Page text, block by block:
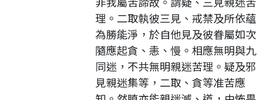
理。二取執彼三見、戒禁及所依蘊
為勝能淨，於自他見及彼眷屬如次
隨應起貪、恚、慢。相應無明與九
同迷，不共無明親迷苦理。疑及邪
見親迷集等，二取、貪等准苦應